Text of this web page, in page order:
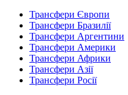
Трансфери Європи
Трансфери Бразилії
Трансфери Аргентини
Трансфери Америки
Трансфери Африки
Трансфери Азії
Трансфери Росії